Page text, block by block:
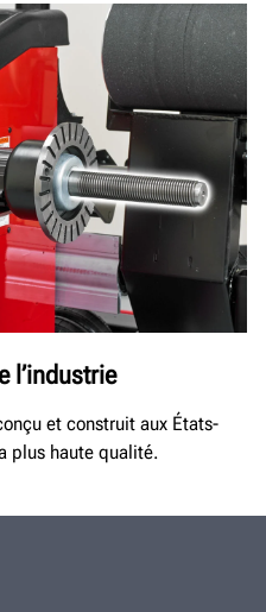
l’industrie
et construit aux États-
plus haute qualité.